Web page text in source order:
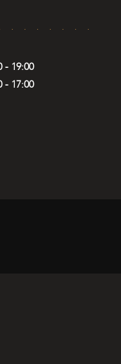
- 19:00
- 17:00